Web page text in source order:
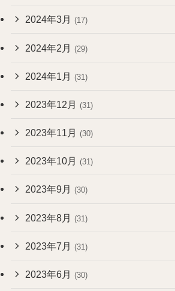
2024年3月 (17)
2024年2月 (29)
2024年1月 (31)
2023年12月 (31)
2023年11月 (30)
2023年10月 (31)
2023年9月 (30)
2023年8月 (31)
2023年7月 (31)
2023年6月 (30)